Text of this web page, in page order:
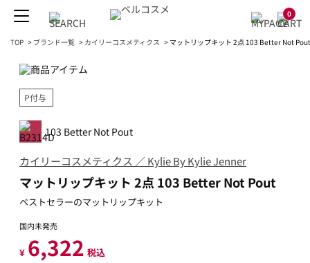
0
TOP > ブランド一覧 > カイリーコスメティクス > マットリップキット 2点 103 Better Not Pout
P付与
103 Better Not Pout
カイリーコスメティクス ／ Kylie By Kylie Jenner
マットリップキット 2点 103 Better Not Pout
ベストセラーのマットリップキット
国内未発売
¥ 6,322 税込